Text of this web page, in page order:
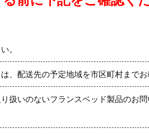
。
、配送先の予定地域を市区町村までお
扱いのないフランスベッド製品のお問